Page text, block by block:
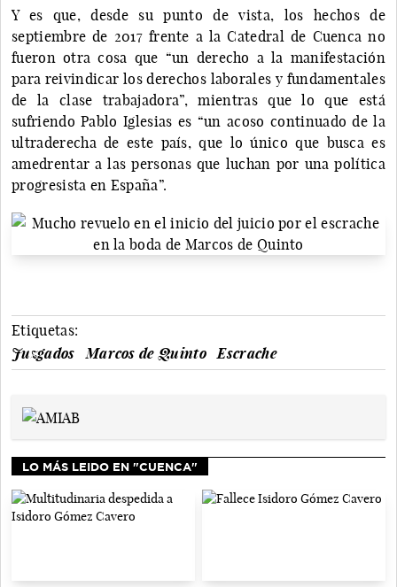
Y es que, desde su punto de vista, los hechos de
septiembre de 2017 frente a la Catedral de Cuenca no
fueron otra cosa que “un derecho a la manifestación
para reivindicar los derechos laborales y fundamentales
de la clase trabajadora”, mientras que lo que está
sufriendo Pablo Iglesias es “un acoso continuado de la
ultraderecha de este país, que lo único que busca es
amedrentar a las personas que luchan por una política
progresista en España”.
Etiquetas:
Juzgados
Marcos de Quinto Escrache
LO MÁS LEIDO EN "CUENCA"